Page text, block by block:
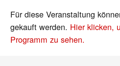
Für diese Veranstaltung
gekauft werden. Hier klicken,
Programm zu sehen.